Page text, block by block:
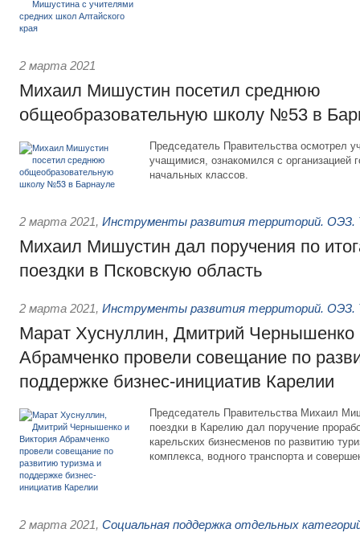
2 марта 2021
Михаил Мишустин посетил среднюю
общеобразовательную школу №53 в
Председатель Правительства осмотрел
учащимися, ознакомился с организацией
начальных классов.
2 марта 2021, Инструменты развития территорий. ОЭЗ.
Михаил Мишустин дал поручения по
поездки в Псковскую область
2 марта 2021, Инструменты развития территорий. ОЭЗ.
Марат Хуснуллин, Дмитрий Чернышенко
Абрамченко провели совещание по
поддержке бизнес-инициатив Карелии
Председатель Правительства Михаил
поездки в Карелию дал поручение
карельских бизнесменов по развитию
комплекса, водного транспорта и
2 марта 2021, Социальная поддержка отдельных